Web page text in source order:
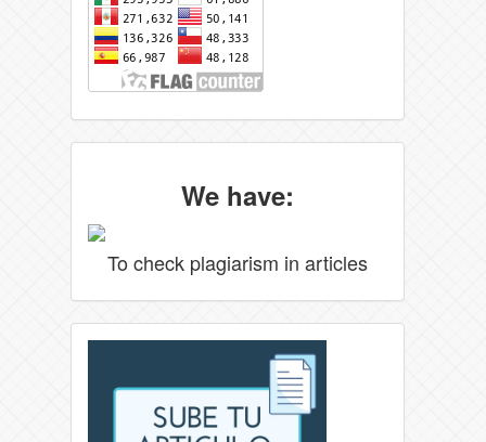
We have:
To check plagiarism in articles